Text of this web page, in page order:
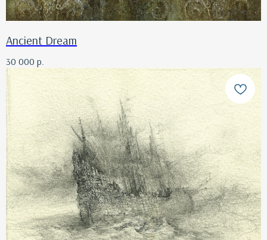
Ancient Dream
30 000 р.